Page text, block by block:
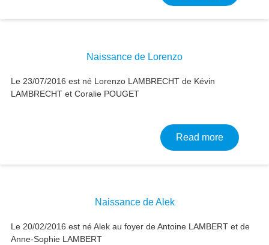
Naissance de Lorenzo
Le 23/07/2016 est né Lorenzo LAMBRECHT de Kévin
LAMBRECHT et Coralie POUGET
Read moreabout
Naissance de Alek
Le 20/02/2016 est né Alek au foyer de Antoine LAMBERT et de
Anne-Sophie LAMBERT